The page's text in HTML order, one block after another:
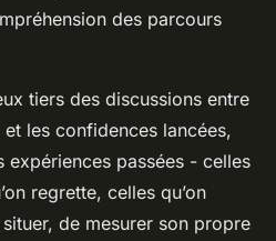
des parcours
tiers des discussions entre
les confidences lancées,
passées - celles
regrette, celles qu’on
de mesurer son propre